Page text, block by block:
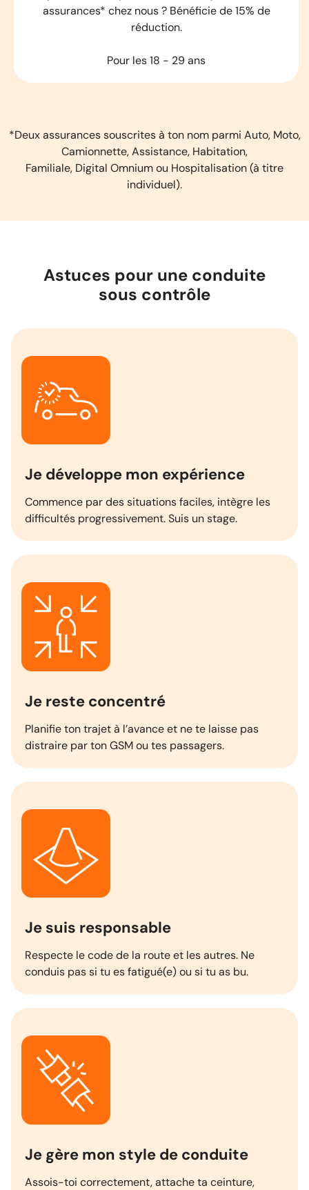
assurances* chez nous ? Bénéficie de 15% de
réduction.
Pour les 18 - 29 ans
*Deux assurances souscrites à ton nom parmi Auto, Moto,
Camionnette, Assistance, Habitation,
Familiale, Digital Omnium ou Hospitalisation (à titre
individuel).
Astuces pour une conduite
sous contrôle
Je développe mon expérience
Commence par des situations faciles, intègre les
difficultés progressivement. Suis un stage.
Je reste concentré
Planifie ton trajet à l’avance et ne te laisse pas
distraire par ton GSM ou tes passagers.
Je suis responsable
Respecte le code de la route et les autres. Ne
conduis pas si tu es fatigué(e) ou si tu as bu.
Je gère mon style de conduite
Assois-toi correctement, attache ta ceinture,